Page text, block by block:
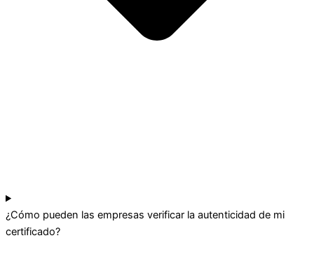
¿Cómo pueden las empresas verificar la autenticidad de mi
certificado?